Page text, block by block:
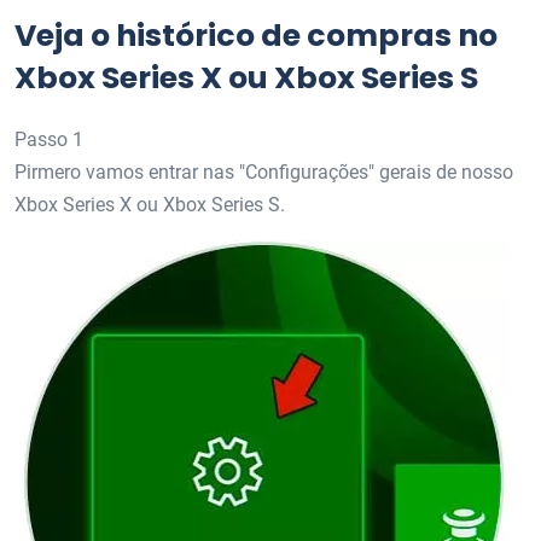
Veja o histórico de compras no
Xbox Series X ou Xbox Series S
Passo 1
Pirmero vamos entrar nas "Configurações" gerais de nosso
Xbox Series X ou Xbox Series S.